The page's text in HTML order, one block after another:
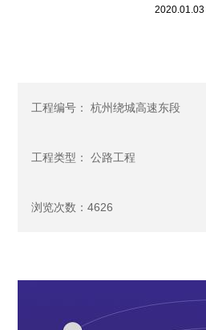
2020.01.03
工程编号： 杭州绕城高速东段
工程类型： 公路工程
浏览次数：4626